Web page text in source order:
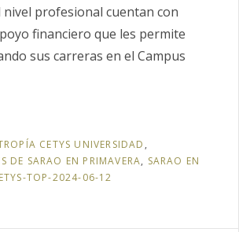
profesional cuentan con
financiero que les permite
sus carreras en el Campus
CETYS UNIVERSIDAD ,
DE SARAO EN PRIMAVERA, SARAO EN
TOP-2024-06-12